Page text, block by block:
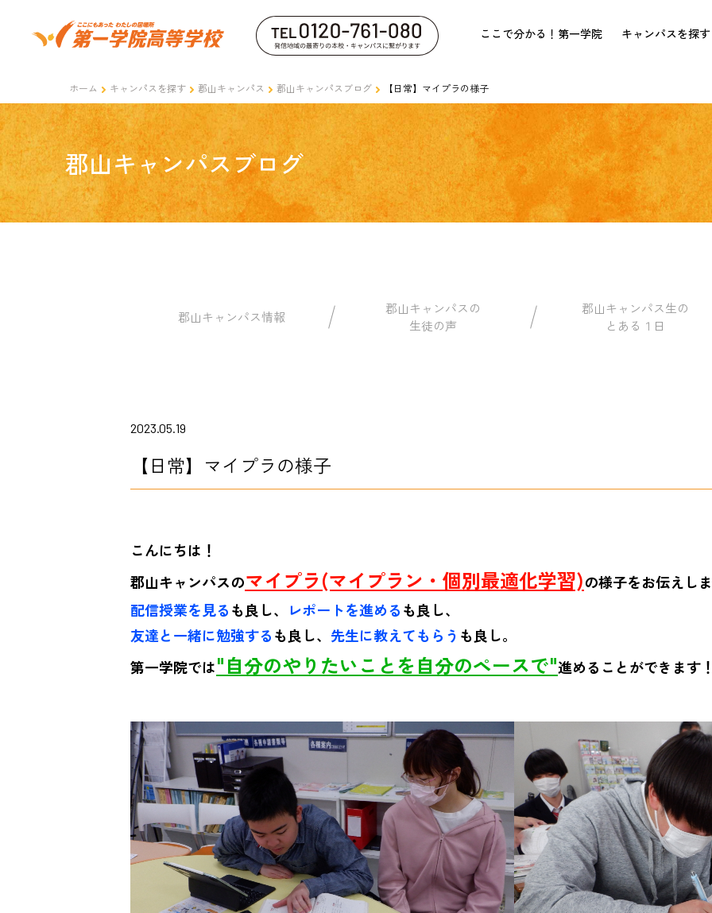
ここで分かる！第一学院 キャンパスを探す
ホーム キャンパスを探す 郡山キャンパス 郡山キャンパスブログ 【日常】マイプラの様子
郡山キャンパスブログ
郡山キャンパス情報
郡山キャンパスの
生徒の声
郡山キャンパス生の
とある１日
2023.05.19
【日常】マイプラの様子
こんにちは！
郡山キャンパスのマイプラ(マイプラン・個別最適化学習)の様子をお伝えし
配信授業を見るも良し、 レポートを進めるも良し、
友達と一緒に勉強するも良し、 先生に教えてもらう も良し。
第一学院では"自分のやりたいことを自分のペースで"進めることができます